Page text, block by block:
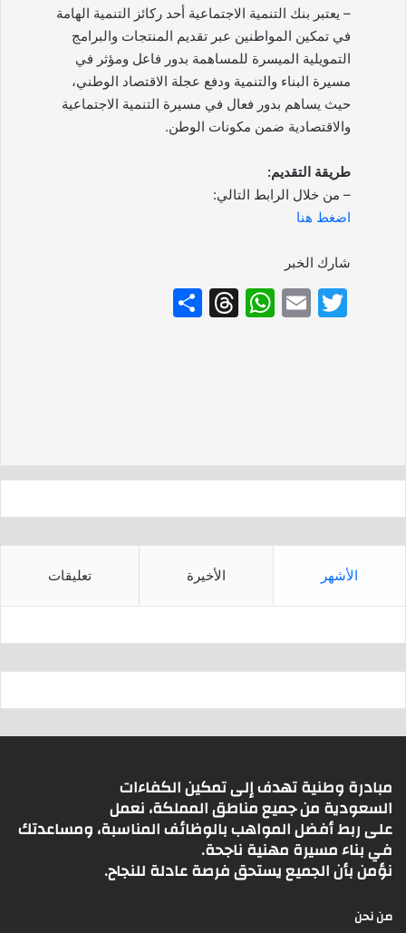
– يعتبر بنك التنمية الاجتماعية أحد ركائز التنمية الهامة
في تمكين المواطنين عبر تقديم المنتجات والبرامج
التمويلية الميسرة للمساهمة بدور فاعل ومؤثر في
مسيرة البناء والتنمية ودفع عجلة الاقتصاد الوطني،
حيث يساهم بدور فعال في مسيرة التنمية الاجتماعية
والاقتصادية ضمن مكونات الوطن.
طريقة التقديم:
– من خلال الرابط التالي:
اضغط هنا
شارك الخبر
T
E
W
p
T
الأشهر الأخيرة تعليقات
مبادرة وطنية تهدف إلى تمكين الكفاءات
السعودية من جميع مناطق المملكة، نعمل
على ربط أفضل المواهب بالوظائف المناسبة، ومساعدتك
في بناء مسيرة مهنية ناجحة.
نؤمن بأن الجميع يستحق فرصة عادلة للنجاح.
من نحن